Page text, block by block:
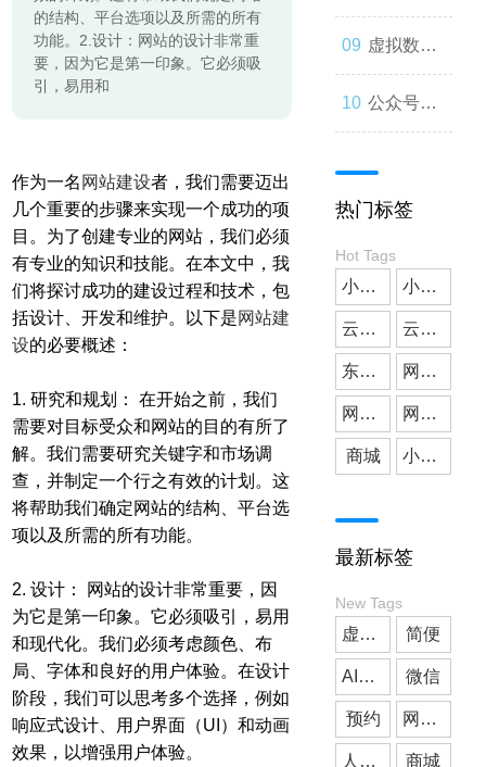
的结构、平台选项以及所需的所有
功能。2.设计：网站的设计非常重
要，因为它是第一印象。它必须吸
引，易用和
作为一名 网站建设者，我们需要迈出
几个重要的步骤来实现一个成功的项
目。为了创建专业的网站，我们必须
有专业的知识和技能。在本文中，我
们将探讨成功的建设过程和技术，包
括设计、开发和维护。以下是网站建
设的必要概述：
1. 研究和规划： 在开始之前，我们
需要对目标受众和网站的目的有所了
解。我们需要研究关键字和市场调
查，并制定一个行之有效的计划。这
将帮助我们确定网站的结构、平台选
项以及所需的所有功能。
2. 设计： 网站的设计非常重要，因
为它是第一印象。它必须吸引，易用
和现代化。我们必须考虑颜色、布
局、字体和良好的用户体验。在设计
阶段，我们可以思考多个选择，例如
响应式设计、用户界面（UI）和动画
效果，以增强用户体验。
的第一选
择
考虑加
入？
序开发高
手？
流程与技
巧
虚拟数字
人：从奇
现实
公众号开
一款受欢
迎的社交
媒体应用
热门标签
Hot Tags
小微公司 小程序开发
云派网络 云派小程序开发
东莞小程序开发 网站建设
网站搭建 网站开发
商城 小程序商城
最新标签
New Tags
虚拟人 简便
AI客服 微信
预约 网站搭建
人工智能 商城